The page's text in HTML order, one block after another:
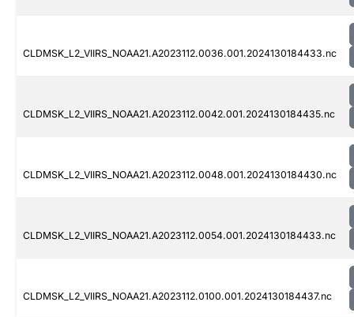
CLDMSK_L2_VIIRS_NOAA21.A2023112.0036.001.2024130184433.nc
CLDMSK_L2_VIIRS_NOAA21.A2023112.0042.001.2024130184435.nc
CLDMSK_L2_VIIRS_NOAA21.A2023112.0048.001.2024130184430.nc
CLDMSK_L2_VIIRS_NOAA21.A2023112.0054.001.2024130184433.nc
CLDMSK_L2_VIIRS_NOAA21.A2023112.0100.001.2024130184437.nc